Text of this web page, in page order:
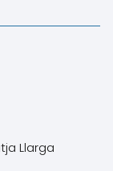
Llarga